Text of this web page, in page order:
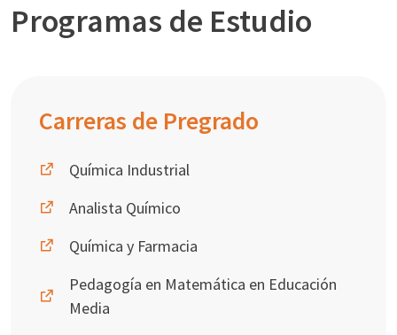
Programas de Estudio
Carreras de Pregrado
Química Industrial
Analista Químico
Química y Farmacia
Pedagogía en Matemática en Educación
Media